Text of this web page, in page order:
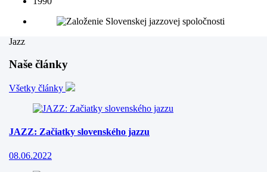
Jazz
Naše články
Všetky články
JAZZ: Začiatky slovenského jazzu
08.06.2022